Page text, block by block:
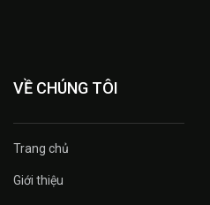
VỀ CHÚNG TÔI
Trang chủ
Giới thiệu